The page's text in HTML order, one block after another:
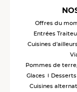
Offres du
Entrées
Cuisines
Pommes de
Glaces
Cuisines